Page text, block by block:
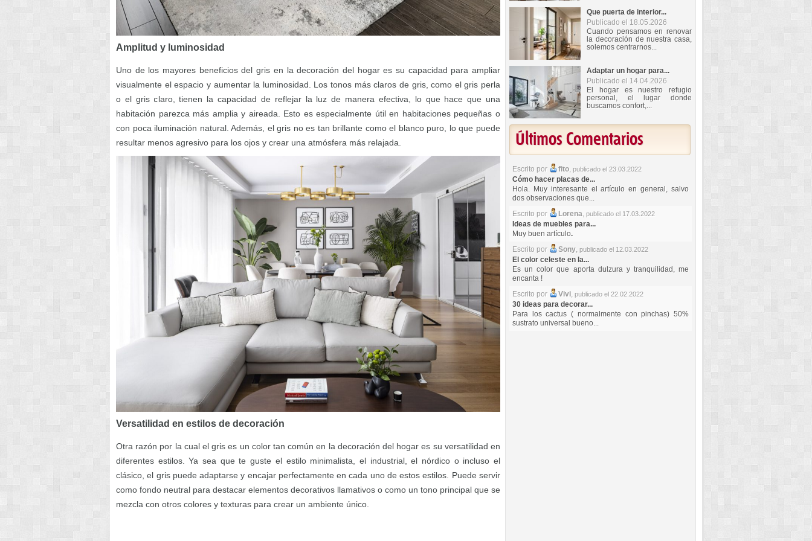
Amplitud y luminosidad
Uno de los mayores beneficios del gris en la decoración del hogar es su capacidad para ampliar
visualmente el espacio y aumentar la luminosidad. Los tonos más claros de gris, como el gris perla
o el gris claro, tienen la capacidad de reflejar la luz de manera efectiva, lo que hace que una
habitación parezca más amplia y aireada. Esto es especialmente útil en habitaciones pequeñas o
con poca iluminación natural. Además, el gris no es tan brillante como el blanco puro, lo que puede
resultar menos agresivo para los ojos y crear una atmósfera más relajada.
Versatilidad en estilos de decoración
Otra razón por la cual el gris es un color tan común en la decoración del hogar es su versatilidad en
diferentes estilos. Ya sea que te guste el estilo minimalista, el industrial, el nórdico o incluso el
clásico, el gris puede adaptarse y encajar perfectamente en cada uno de estos estilos. Puede servir
como fondo neutral para destacar elementos decorativos llamativos o como un tono principal que se
mezcla con otros colores y texturas para crear un ambiente único.
Que puerta de interior...
Publicado el 18.05.2026
Cuando pensamos en renovar
la decoración de nuestra casa,
solemos centrarnos...
Adaptar un hogar para...
Publicado el 14.04.2026
El hogar es nuestro refugio
personal, el lugar donde
buscamos confort,...
Últimos Comentarios
Escrito por fito, publicado el 23.03.2022
Cómo hacer placas de...
Hola. Muy interesante el artículo en general, salvo
dos observaciones que...
Escrito por
Lorena, publicado el 17.03.2022
Ideas de muebles para...
Muy buen artículo.
Escrito por
Sony, publicado el 12.03.2022
El color celeste en la...
Es un color que aporta dulzura y tranquilidad, me
encanta !
Escrito por
Vivi, publicado el 22.02.2022
30 ideas para decorar...
Para los cactus ( normalmente con pinchas) 50%
sustrato universal bueno...